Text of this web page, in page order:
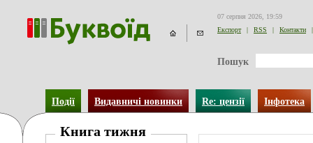
07 серпня 2026, 19:59
Експорт
| RSS | Контакти |
Пошук
Події Видавничі новинки Re: цензії Інфотека
Книга тижня